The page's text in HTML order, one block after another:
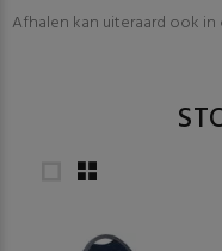
Afhalen kan uiteraard ook in